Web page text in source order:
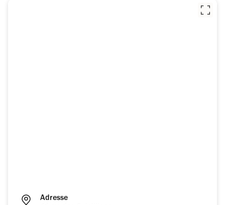
Adresse